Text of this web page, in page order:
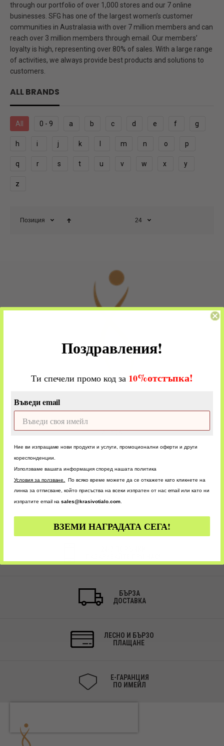
through our portfolio of over 1,000 stores and our 7 online
businesses. SFG has one of the largest women’s customer
communities in Australasia with over 7 million members and can
reach over 3 million members through email. Our members’
loyalty is high, representing over 80% of sales. With a large range
of activities, we always provide best products and solutions to
customers.
ALL BRANDS
All 0 - 9 a b c d e f g
h i j k m n o p
q r s t u v w x y
z
24
Позиция
ALFDA
БЪРЗА
ДОСТАВКА
ЛЕСНО И БЪРЗО
ПЛАЩАНЕ
Е-ГАРАНЦИЯ
ПО ИМЕЙЛ
Поздравления!
Ти спечели промо код за​ 10%отстъпка!
Въведи email
Ние ви изпращаме нови продукти и услуги, промоционални оферти и други
кореспонденции.
Използваме вашата информация според нашата политика
Условия за ползване.
По всяко време можете да се откажете като кликнете на
линка за отписване, който присъства на всеки изпратен от нас email или като ни
изпратите email наsales@krasivotialo.com.
ВЗЕМИ НАГРАДАТА СЕГА!